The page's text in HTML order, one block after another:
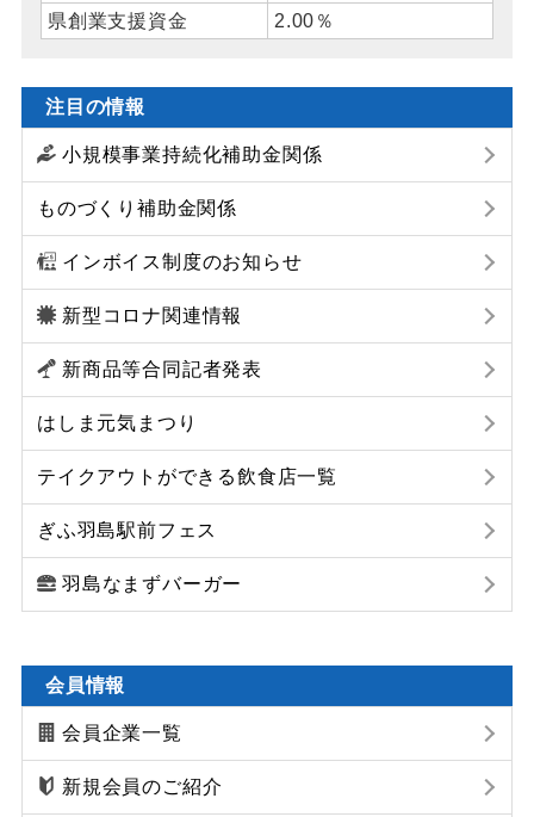
県創業支援資金
2.00％
注目の情報
小規模事業持続化補助金関係
ものづくり補助金関係
インボイス制度のお知らせ
新型コロナ関連情報
新商品等合同記者発表
はしま元気まつり
テイクアウトができる飲食店一覧
ぎふ羽島駅前フェス
羽島なまずバーガー
会員情報
会員企業一覧
新規会員のご紹介